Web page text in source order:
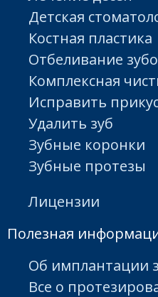
Детская
Костная пластика
Отбеливание
Комплексная
Исправить
Удалить зуб
Зубные коронки
Зубные протезы
Лицензии
Полезная
Об имплантации
Все о